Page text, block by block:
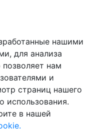
нашими
для анализа
нам
и
страниц нашего
использования.
в нашей